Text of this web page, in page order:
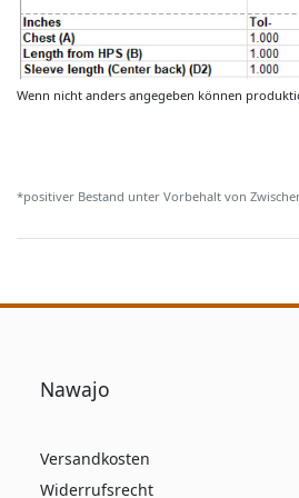
Wenn nicht anders angegeben können
*positiver Bestand unter Vorbehalt von
Nawajo
Versandkosten
Widerrufsrecht